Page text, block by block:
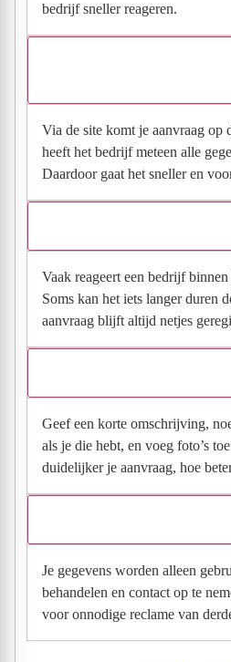
bedrijf sneller reageren.
Via de site komt je aanvraag op
heeft het bedrijf meteen alle
Daardoor gaat het sneller en
Vaak reageert een bedrijf
Soms kan het iets langer duren
aanvraag blijft altijd netjes
Geef een korte omschrijving,
als je die hebt, en voeg foto’s
duidelijker je aanvraag, hoe
Je gegevens worden alleen
behandelen en contact op te
voor onnodige reclame van